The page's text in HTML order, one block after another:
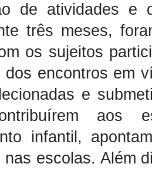
de atividades e
três meses,
os sujeitos
dos encontros em
e
aos
infantil,
escolas. Além